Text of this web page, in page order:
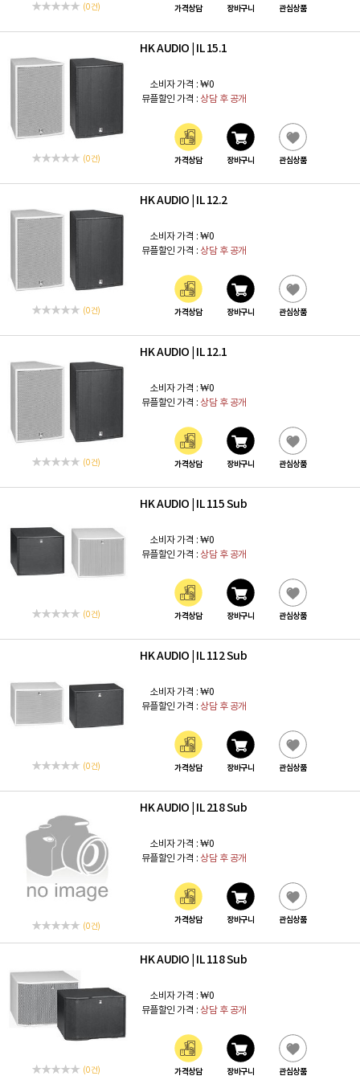
(0 건) 가격상담 장바구니 관심상품
(0 건)
HK AUDIO IL 15.1
소비자 가격 : ₩0
뮤플할인 가격 : 상담 후 공개
가격상담 장바구니 관심상품
(0 건)
HK AUDIO IL 12.2
소비자 가격 : ₩0
뮤플할인 가격 : 상담 후 공개
가격상담 장바구니 관심상품
(0 건)
HK AUDIO IL 12.1
소비자 가격 : ₩0
뮤플할인 가격 : 상담 후 공개
가격상담 장바구니 관심상품
(0 건)
HK AUDIO IL 115 Sub
소비자 가격 : ₩0
뮤플할인 가격 : 상담 후 공개
가격상담 장바구니 관심상품
(0 건)
HK AUDIO IL 112 Sub
소비자 가격 : ₩0
뮤플할인 가격 : 상담 후 공개
가격상담 장바구니 관심상품
(0 건)
HK AUDIO IL 218 Sub
소비자 가격 : ₩0
뮤플할인 가격 : 상담 후 공개
가격상담 장바구니 관심상품
(0 건)
HK AUDIO IL 118 Sub
소비자 가격 : ₩0
뮤플할인 가격 : 상담 후 공개
가격상담 장바구니 관심상품